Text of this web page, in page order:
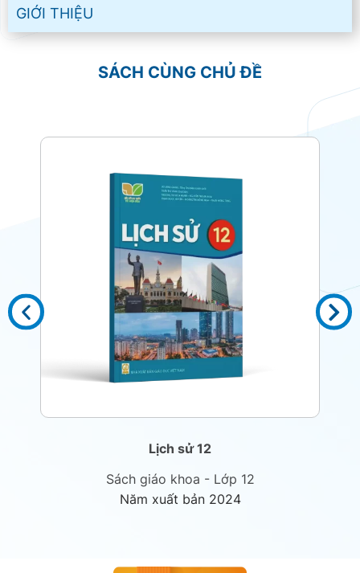
GIỚI THIỆU
SÁCH CÙNG CHỦ ĐỀ
Lịch sử 12
Sách giáo khoa - Lớp 12
Năm xuất bản 2024